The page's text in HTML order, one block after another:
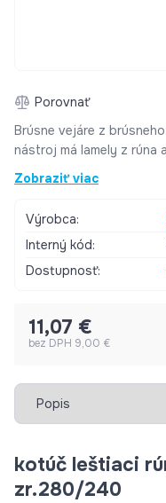
Porovnať
Brúsne vejáre z brúsneho
nástroj má lamely z rúna
vejárovito upevnené v
korunde (A). Kombináciou brúsneho plátna a rúna sa dosiahne
väčšinu ručných brúsok. Príklady použitia: čistenie
odstraňovanie hrdze
zdrsňovanie
Zobraziť viac
Výrobca:
Interný kód:
Dostupnosť:
11,07 €
bez DPH 9,00 €
Vybrať záložku
kotúč leštiaci
zr.280/240